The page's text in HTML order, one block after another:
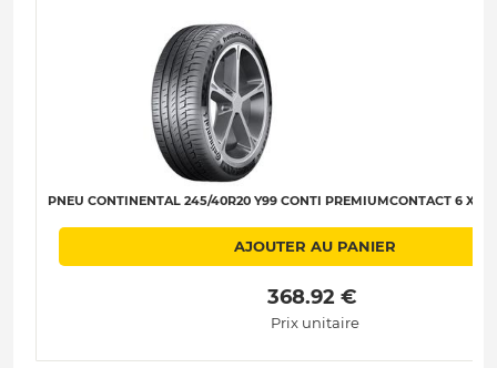
PNEU CONTINENTAL 245/40R20 Y99 CONTI PREMIUMCONTACT 6 XL
AJOUTER AU PANIER
368.92 €
Prix unitaire